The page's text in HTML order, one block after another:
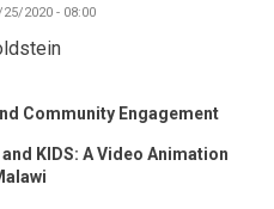
2020 - 08:00
Community Engagement
and KIDS: A Video Animation